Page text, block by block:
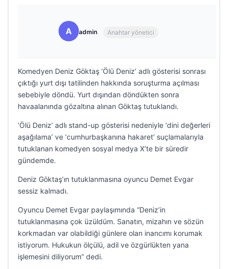
A admin Anahtar yönetici
Komedyen Deniz Göktaş ‘Ölü Deniz’ adlı gösterisi sonrası
çıktığı yurt dışı tatilinden hakkında soruşturma açılması
sebebiyle döndü. Yurt dışından döndükten sonra
havaalanında gözaltına alınan Göktaş tutuklandı.
‘Ölü Deniz’ adlı stand-up gösterisi nedeniyle ‘dini değerleri
aşağılama’ ve ‘cumhurbaşkanına hakaret’ suçlamalarıyla
tutuklanan komedyen sosyal medya X’te bir süredir
gündemde.
Deniz Göktaş’ın tutuklanmasına oyuncu Demet Evgar
sessiz kalmadı.
Oyuncu Demet Evgar paylaşımında “Deniz’in
tutuklanmasına çok üzüldüm. Sanatın, mizahın ve sözün
korkmadan var olabildiği günlere olan inancımı korumak
istiyorum. Hukukun ölçülü, adil ve özgürlükten yana
işlemesini diliyorum” dedi.